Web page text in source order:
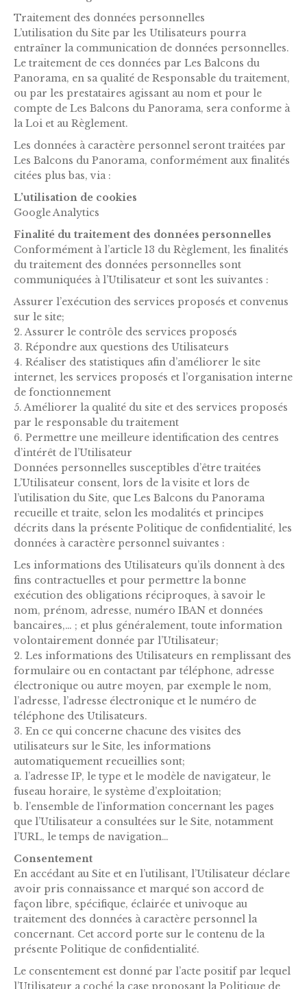
Traitement des données personnelles
L’utilisation du Site par les Utilisateurs pourra
entraîner la communication de données personnelles.
Le traitement de ces données par Les Balcons du
Panorama, en sa qualité de Responsable du traitement,
ou par les prestataires agissant au nom et pour le
compte de Les Balcons du Panorama, sera conforme à
la Loi et au Règlement.
Les données à caractère personnel seront traitées par
Les Balcons du Panorama, conformément aux finalités
citées plus bas, via :
L’utilisation de cookies
Google Analytics
Finalité du traitement des données personnelles
Conformément à l’article 13 du Règlement, les finalités
du traitement des données personnelles sont
communiquées à l’Utilisateur et sont les suivantes :
Assurer l’exécution des services proposés et convenus
sur le site;
2. Assurer le contrôle des services proposés
3. Répondre aux questions des Utilisateurs
4. Réaliser des statistiques afin d’améliorer le site
internet, les services proposés et l’organisation interne
de fonctionnement
5. Améliorer la qualité du site et des services proposés
par le responsable du traitement
6. Permettre une meilleure identification des centres
d’intérêt de l’Utilisateur
Données personnelles susceptibles d’être traitées
L’Utilisateur consent, lors de la visite et lors de
l’utilisation du Site, que Les Balcons du Panorama
recueille et traite, selon les modalités et principes
décrits dans la présente Politique de confidentialité, les
données à caractère personnel suivantes :
Les informations des Utilisateurs qu’ils donnent à des
fins contractuelles et pour permettre la bonne
exécution des obligations réciproques, à savoir le
nom, prénom, adresse, numéro IBAN et données
bancaires,… ; et plus généralement, toute information
volontairement donnée par l’Utilisateur;
2. Les informations des Utilisateurs en remplissant des
formulaire ou en contactant par téléphone, adresse
électronique ou autre moyen, par exemple le nom,
l’adresse, l’adresse électronique et le numéro de
téléphone des Utilisateurs.
3. En ce qui concerne chacune des visites des
utilisateurs sur le Site, les informations
automatiquement recueillies sont;
a. l’adresse IP, le type et le modèle de navigateur, le
fuseau horaire, le système d’exploitation;
b. l’ensemble de l’information concernant les pages
que l’Utilisateur a consultées sur le Site, notamment
l’URL, le temps de navigation…
Consentement
En accédant au Site et en l’utilisant, l’Utilisateur déclare
avoir pris connaissance et marqué son accord de
façon libre, spécifique, éclairée et univoque au
traitement des données à caractère personnel la
concernant. Cet accord porte sur le contenu de la
présente Politique de confidentialité.
Le consentement est donné par l’acte positif par lequel
l’Utilisateur a coché la case proposant la Politique de